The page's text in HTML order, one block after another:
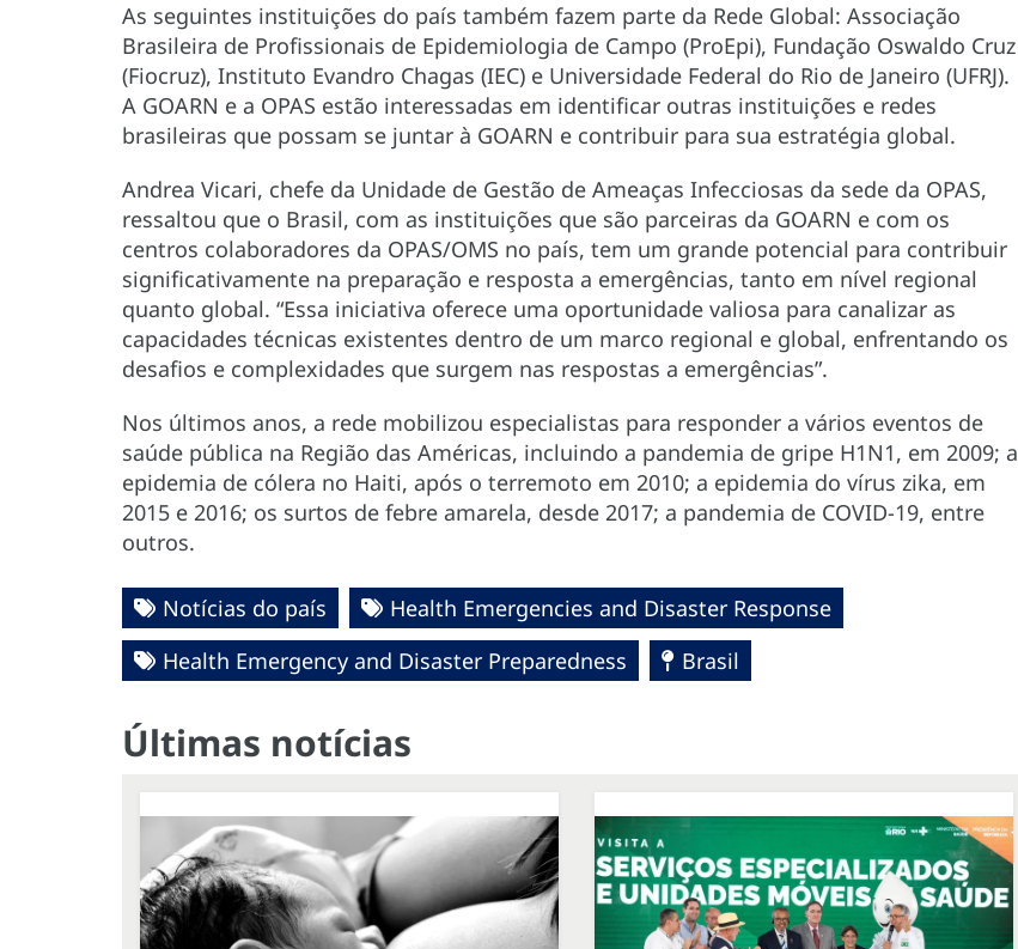
As seguintes instituições do país também fazem parte da Rede Global: Associação
Brasileira de Profissionais de Epidemiologia de Campo (ProEpi), Fundação Oswaldo Cruz
(Fiocruz), Instituto Evandro Chagas (IEC) e Universidade Federal do Rio de Janeiro (UFRJ).
A GOARN e a OPAS estão interessadas em identificar outras instituições e redes
brasileiras que possam se juntar à GOARN e contribuir para sua estratégia global.
Andrea Vicari, chefe da Unidade de Gestão de Ameaças Infecciosas da sede da OPAS,
ressaltou que o Brasil, com as instituições que são parceiras da GOARN e com os
centros colaboradores da OPAS/OMS no país, tem um grande potencial para contribuir
significativamente na preparação e resposta a emergências, tanto em nível regional
quanto global. “Essa iniciativa oferece uma oportunidade valiosa para canalizar as
capacidades técnicas existentes dentro de um marco regional e global, enfrentando os
desafios e complexidades que surgem nas respostas a emergências”.
Nos últimos anos, a rede mobilizou especialistas para responder a vários eventos de
saúde pública na Região das Américas, incluindo a pandemia de gripe H1N1, em 2009; a
epidemia de cólera no Haiti, após o terremoto em 2010; a epidemia do vírus zika, em
2015 e 2016; os surtos de febre amarela, desde 2017; a pandemia de COVID-19, entre
outros.
Notícias do país
Health Emergencies and Disaster Response
Health Emergency and Disaster Preparedness
Brasil
Últimas notícias